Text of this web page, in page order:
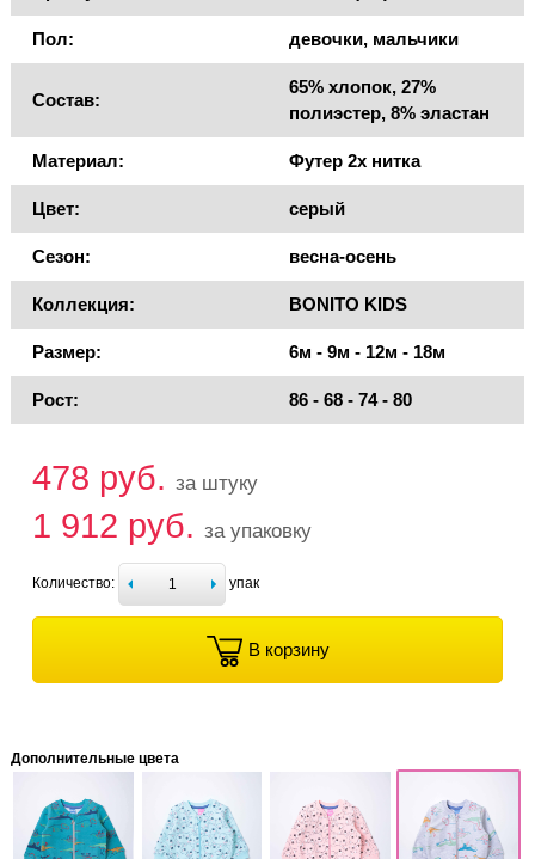
Пол: девочки, мальчики
Состав:
65% хлопок, 27%
полиэстер, 8% эластан
Материал: Футер 2х нитка
Цвет: серый
Сезон: весна-осень
Коллекция: BONITO KIDS
Размер: 6м - 9м - 12м - 18м
Рост: 86 - 68 - 74 - 80
478 руб. за штуку
1 912 руб. за упаковку
Количество: упак
В корзину
Дополнительные цвета